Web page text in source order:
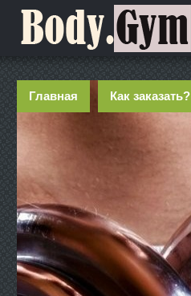
Главная Как заказать?